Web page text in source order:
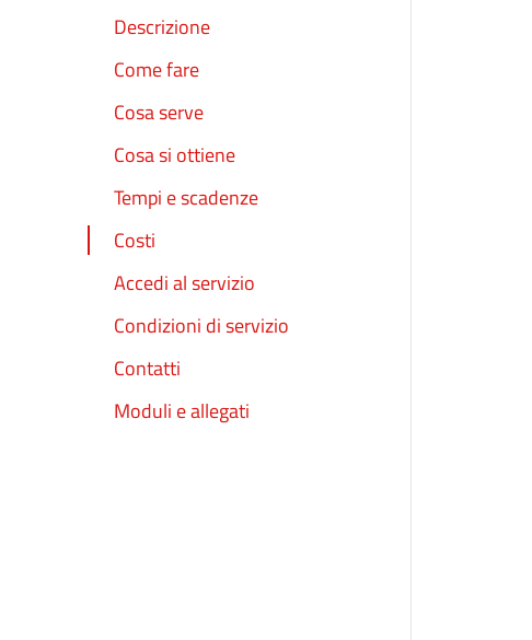
Descrizione
Come fare
Cosa serve
Cosa si ottiene
Tempi e scadenze
Costi
Accedi al servizio
Condizioni di servizio
Contatti
Moduli e allegati